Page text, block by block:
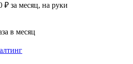
₽ за месяц, на руки
в месяц